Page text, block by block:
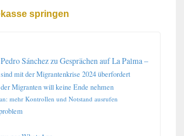
springen
Sánchez zu Gesprächen auf La Palma –
mit der Migrantenkrise 2024 überfordert
Migranten will keine Ende nehmen
mehr Kontrollen und Notstand ausrufen